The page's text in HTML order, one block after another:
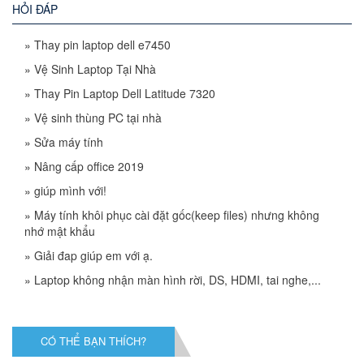
HỎI ĐÁP
» Thay pin laptop dell e7450
» Vệ Sinh Laptop Tại Nhà
» Thay Pin Laptop Dell Latitude 7320
» Vệ sinh thùng PC tại nhà
» Sửa máy tính
» Nâng cấp office 2019
» giúp mình với!
» Máy tính khôi phục cài đặt gốc(keep files) nhưng không
nhớ mật khẩu
» Giải đap giúp em với ạ.
» Laptop không nhận màn hình rời, DS, HDMI, tai nghe,...
CÓ THỂ BẠN THÍCH?